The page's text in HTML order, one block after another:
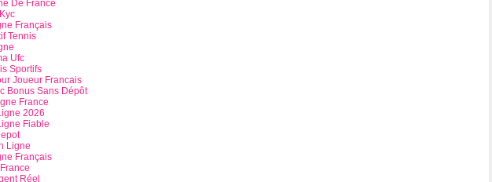
De France
Français
Tennis
Ufc
Sportifs
Joueur Francais
Bonus Sans Dépôt
France
2026
Fiable
Ligne
Français
Réel